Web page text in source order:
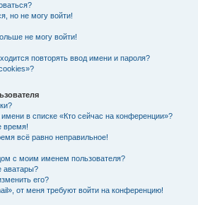
но не могу войти!
не могу войти!
повторять ввод имени и пароля?
в списке «Кто сейчас на конференции»?
время!
всё равно неправильное!
с моим именем пользователя?
аватары?
его?
от меня требуют войти на конференцию!